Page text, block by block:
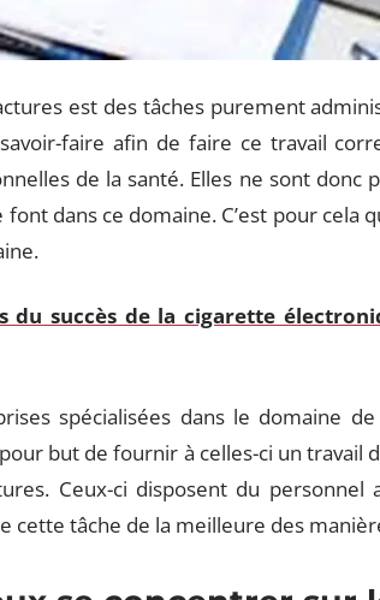
est des tâches purement
faire afin de faire ce travail
de la santé. Elles ne sont donc
dans ce domaine. C’est pour cela
du succès de la cigarette
spécialisées dans le domaine
but de fournir à celles-ci un travail
Ceux-ci disposent du personnel
tâche de la meilleure des